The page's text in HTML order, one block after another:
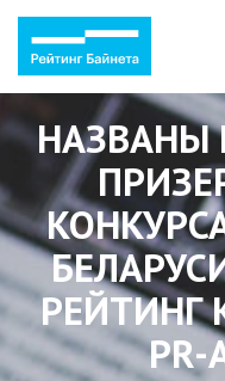
НАЗВАНЫ
РЕЙТИНГ